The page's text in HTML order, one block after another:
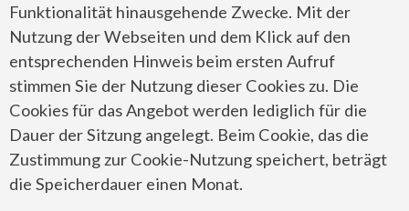
Funktionalität hinausgehende Zwecke. Mit der
Nutzung der Webseiten und dem Klick auf den
entsprechenden Hinweis beim ersten Aufruf
stimmen Sie der Nutzung dieser Cookies zu. Die
Cookies für das Angebot werden lediglich für die
Dauer der Sitzung angelegt. Beim Cookie, das die
Zustimmung zur Cookie-Nutzung speichert, beträgt
die Speicherdauer einen Monat.